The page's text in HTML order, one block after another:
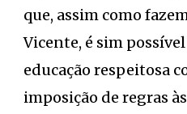
que, assim como
Vicente, é sim
educação respeitosa
imposição de regras